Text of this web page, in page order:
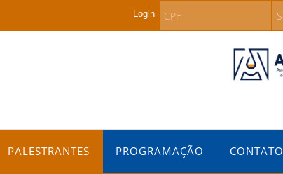
Login
PALESTRANTES PROGRAMAÇÃO CONTATO